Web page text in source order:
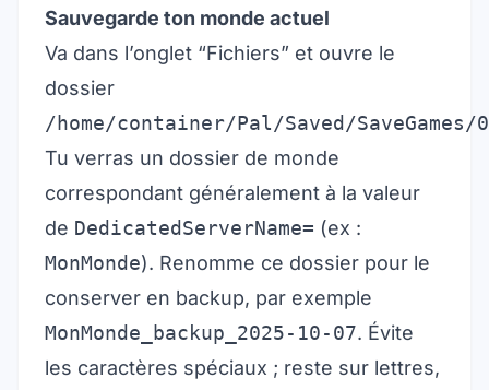
Sauvegarde ton monde actuel
Va dans l’onglet “Fichiers” et ouvre le
dossier
/home/container/Pal/Saved/SaveGames/0
Tu verras un dossier de monde
correspondant généralement à la valeur
de DedicatedServerName= (ex :
MonMonde). Renomme ce dossier pour le
conserver en backup, par exemple
MonMonde_backup_2025-10-07. Évite
les caractères spéciaux ; reste sur lettres,